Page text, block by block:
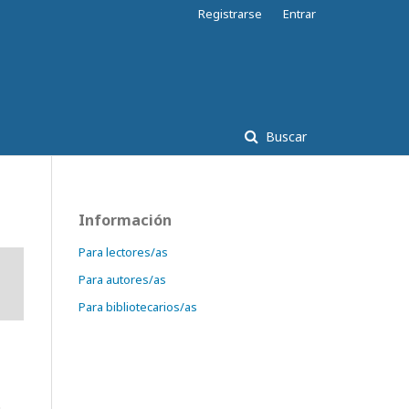
Buscar
Registrarse Entrar
Información
Para lectores/as
Para autores/as
Para bibliotecarios/as